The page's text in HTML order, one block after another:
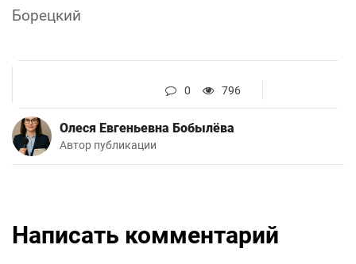
Борецкий
0 796
Олеся Евгеньевна Бобылёва
Автор публикации
Написать комментарий